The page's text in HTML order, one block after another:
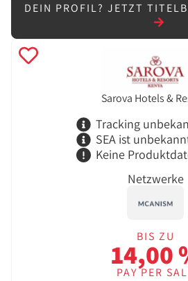
DEIN PROFIL? JETZT
Sarova Hotels &
Tracking
SEA ist
Keine
Netzwerke
BIS ZU
14,00
PAY PER